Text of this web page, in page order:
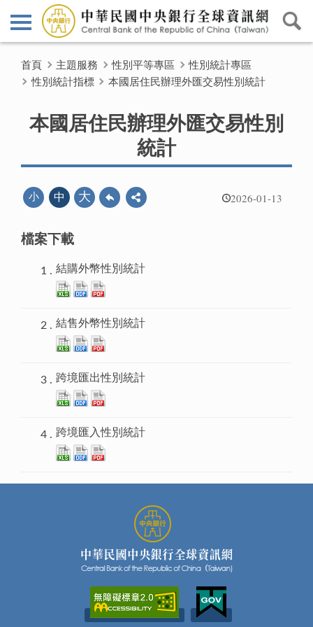
首頁 主題服務 性別平等專區
性別統計專區
性別統計指標
本國居住民辦理外匯交易性別統計
本國居住民辦理外匯交易性別
統計
2026-01-13
小 中 大
檔案下載
結購外幣性別統計
結售外幣性別統計
跨境匯出性別統計
跨境匯入性別統計